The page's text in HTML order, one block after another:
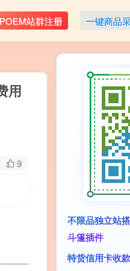
站群注册 一键商品
用
9
不限品独立站
斗篷插件
特货信用卡收